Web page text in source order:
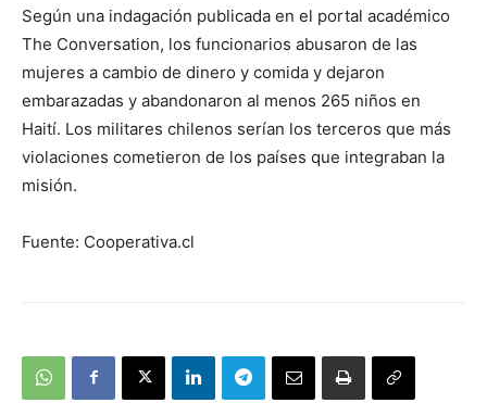
Según una indagación publicada en el portal académico
The Conversation, los funcionarios abusaron de las
mujeres a cambio de dinero y comida y dejaron
embarazadas y abandonaron al menos 265 niños en
Haití. Los militares chilenos serían los terceros que más
violaciones cometieron de los países que integraban la
misión.
Fuente: Cooperativa.cl